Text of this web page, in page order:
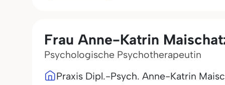
Frau Anne-Katrin
Psychologische Psychotherapeutin
Praxis Dipl.-Psych. Anne-Katrin